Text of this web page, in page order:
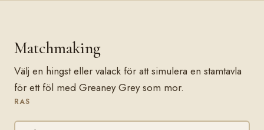
Matchmaking
Välj en hingst eller valack för att simulera en stamtavla
för ett föl med Greaney Grey som mor.
RAS